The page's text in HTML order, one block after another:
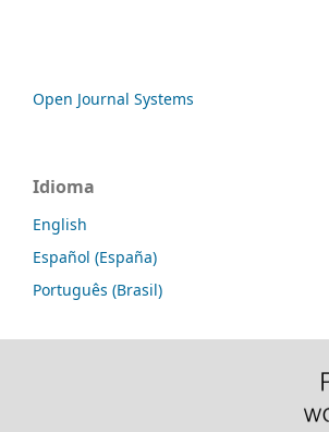
Open Journal Systems
Idioma
English
Español (España)
Português (Brasil)